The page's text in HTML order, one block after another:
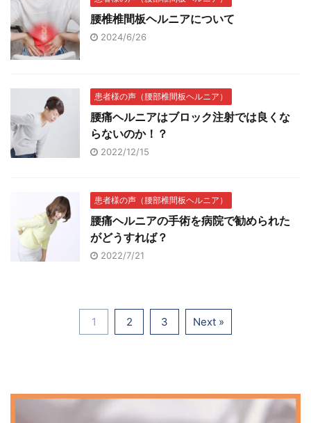
腰椎椎間板ヘルニアについて
2024/6/26
患者様の声（腰部椎間板ヘルニア）
腰痛ヘルニアはブロック注射では良くな
らないのか！？
2022/12/15
患者様の声（腰部椎間板ヘルニア）
腰痛ヘルニアの手術を病院で勧められた
がどうすれば？
2022/7/21
1 2 3 Next »